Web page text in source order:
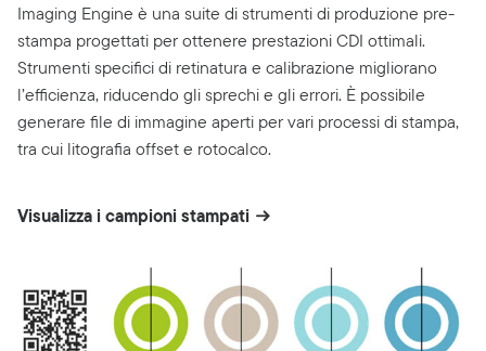
Imaging Engine è una suite di strumenti di produzione pre-
stampa progettati per ottenere prestazioni CDI ottimali.
Strumenti specifici di retinatura e calibrazione migliorano
l’efficienza, riducendo gli sprechi e gli errori. È possibile
generare file di immagine aperti per vari processi di stampa,
tra cui litografia offset e rotocalco.
Visualizza i campioni stampati